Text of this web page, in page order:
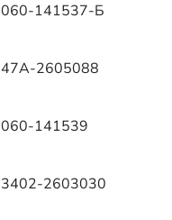
060-141537-Б
47А-2605088
060-141539
3402-2603030